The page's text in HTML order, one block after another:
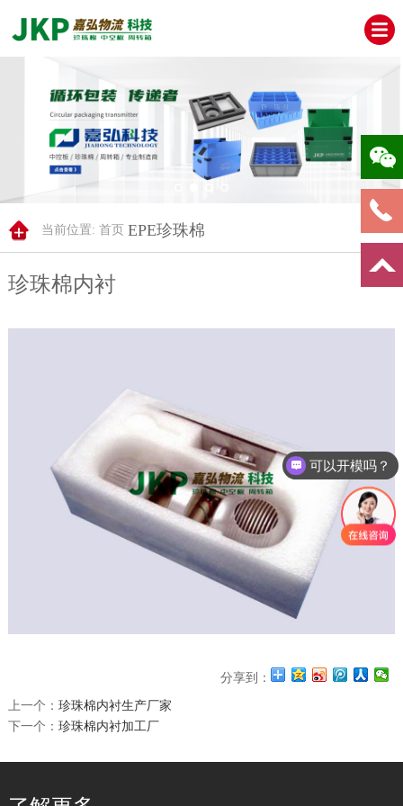
当前位置: 首页 EPE珍珠棉
珍珠棉内衬
分享到：
上一个： 珍珠棉内衬生产厂家
下一个： 珍珠棉内衬加工厂
可以开模吗？